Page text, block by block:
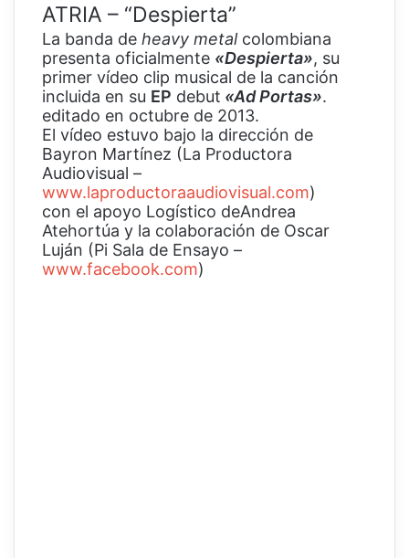
ATRIA – “Despierta”
La banda de heavy metalcolombiana
presenta oficialmente «Despierta», su
primer vídeo clip musical de la canción
incluida en su EP debut «Ad Portas».
editado en octubre de 2013.
El vídeo estuvo bajo la dirección de
Bayron Martínez (La Productora
Audiovisual –
www.laproductoraaudiovisual.com)
con el apoyo Logístico deAndrea
Atehortúa y la colaboración de Oscar
Luján (Pi Sala de Ensayo –
www.facebook.com)